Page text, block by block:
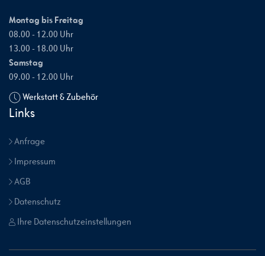
Montag bis Freitag
08.00 - 12.00 Uhr
13.00 - 18.00 Uhr
Samstag
09.00 - 12.00 Uhr
Werkstatt & Zubehör
Links
Anfrage
Impressum
AGB
Datenschutz
Ihre Datenschutzeinstellungen